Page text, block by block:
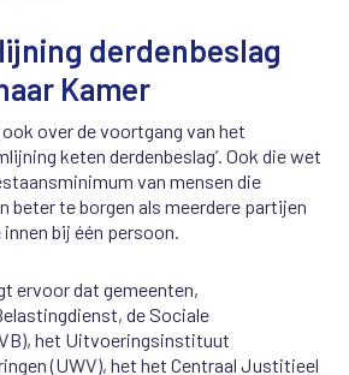
derdenbeslag
Kamer
over de voortgang van het
keten derdenbeslag’. Ook die wet
van mensen die
beter te borgen als meerdere partijen
bij één persoon.
ervoor dat gemeenten,
de Sociale
het Uitvoeringsinstituut
(UWV), het het Centraal Justitieel